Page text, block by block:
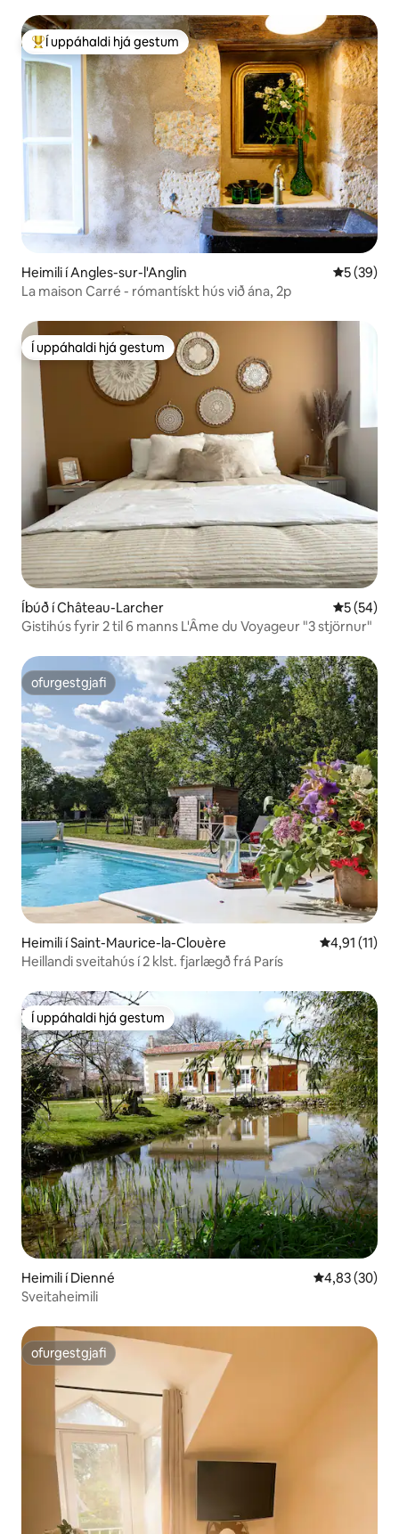
Í mestu uppáhaldi hjá gestum
Í uppáhaldi hjá gestum
Heimili í Angles-sur-l'Anglin 5 af 5 í
5 (39)
La maison Carré - rómantískt hús við ána, 2p
Í uppáhaldi hjá gestum
Í uppáhaldi hjá gestum
Íbúð í Château-Larcher 5 af 5 í
5 (54)
Gistihús fyrir 2 til 6 manns L'Âme du Voyageur "3 stjörnur"
ofurgestgjafi
ofurgestgjafi
Heimili í Saint-Maurice-la-Clouère 4,91 af 5 í
4,91 (11)
Heillandi sveitahús í 2 klst. fjarlægð frá París
Í uppáhaldi hjá gestum
Í uppáhaldi hjá gestum
Heimili í Dienné 4,83 af 5 í
4,83 (30)
Sveitaheimili
ofurgestgjafi
ofurgestgjafi